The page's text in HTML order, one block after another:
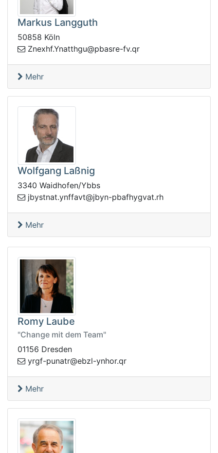
Markus Langguth
50858 Köln
rq.vf-ersabp@ught
tanY.fhxenZ
Mehr
Wolfgang Laßnig
3340 Waidhofen/Ybbs
hr.tavgyhfabp-nybj@tvaffny.tant
sybj
Mehr
Romy Laube
"Change mit dem Team"
01156 Dresden
rq.rohny-lz
be@rtanup-fgry
Mehr